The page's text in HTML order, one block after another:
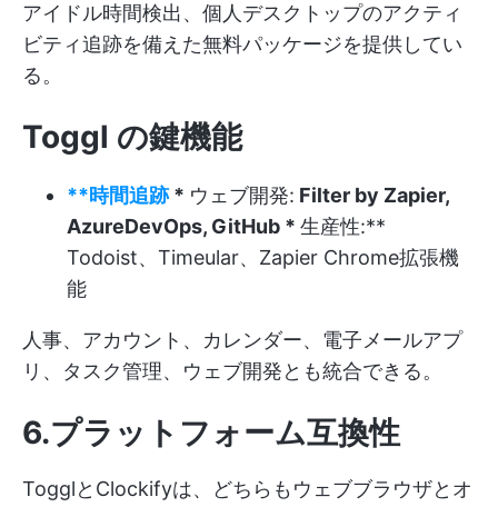
アイドル時間検出、個人デスクトップのアクティ
ビティ追跡を備えた無料パッケージを提供してい
る。
Toggl の鍵機能
**時間追跡* ウェブ開発: Filter by Zapier,
AzureDevOps, GitHub * 生産性:**
Todoist、Timeular、Zapier Chrome拡張機
能
人事、アカウント、カレンダー、電子メールアプ
リ、タスク管理、ウェブ開発とも統合できる。
6.プラットフォーム互換性
TogglとClockifyは、どちらもウェブブラウザとオ